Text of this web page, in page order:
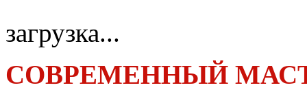
загрузка...
СОВРЕМЕННЫЙ